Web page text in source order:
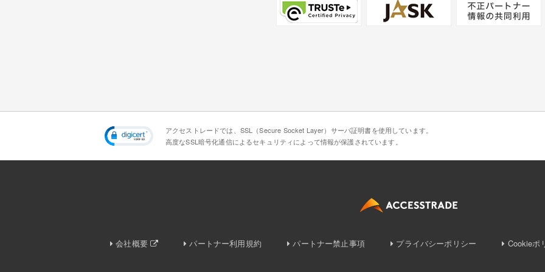
アクセストレードでは、SSL（Secure Socket Layer）サーバ証明書を使用しています。
高度なSSL暗号化通信によるセキュリティによって情報が保護されています。
会社概要 パートナー利用規約 パートナー禁止事項 プライバシーポリシー Cookieポ